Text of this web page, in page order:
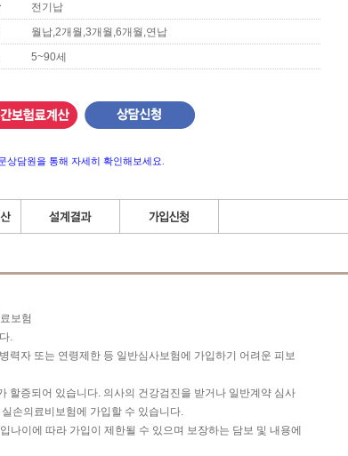
전기납
월납,2개월,3개월,6개월,연납
5~90세
상담원을 통해 자세히 확인해보세요.
보험
.
력자 또는 연령제한 등 일반심사보험에 가입하기 어려운 피보
할증되어 있습니다. 의사의 건강검진을 받거나 일반계약 심사
손의료비보험에 가입할 수 있습니다.
나이에 따라 가입이 제한될 수 있으며 보장하는 담보 및 내용에